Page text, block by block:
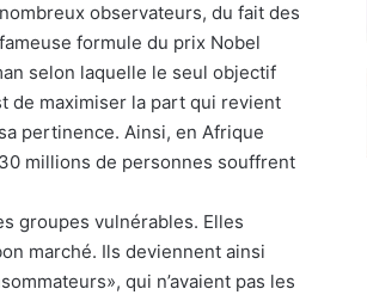
observateurs, du fait des
formule du prix Nobel
selon laquelle le seul objectif
de maximiser la part qui revient
pertinence. Ainsi, en Afrique
millions de personnes souffrent
groupes vulnérables. Elles
marché. Ils deviennent ainsi
qui n’avaient pas les